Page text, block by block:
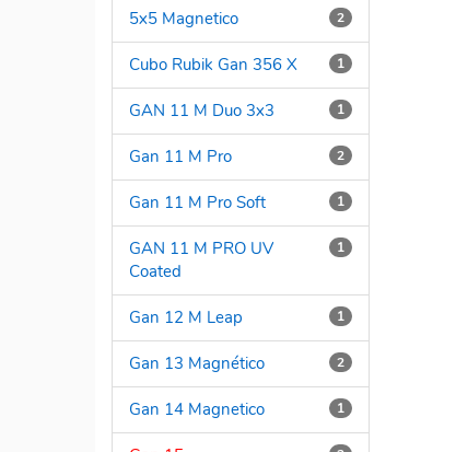
2
5x5 Magnetico
1
Cubo Rubik Gan 356 X
1
GAN 11 M Duo 3x3
2
Gan 11 M Pro
1
Gan 11 M Pro Soft
1
GAN 11 M PRO UV
Coated
1
Gan 12 M Leap
2
Gan 13 Magnético
1
Gan 14 Magnetico